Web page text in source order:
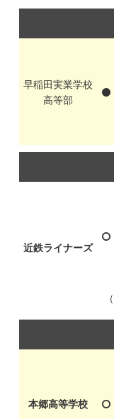
早稲田実業学校
高等部
近鉄ライナーズ
本郷高等学校